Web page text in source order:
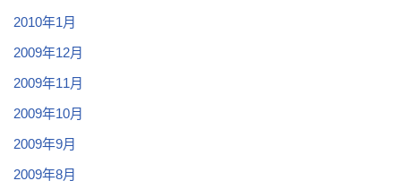
2010年1月
2009年12月
2009年11月
2009年10月
2009年9月
2009年8月